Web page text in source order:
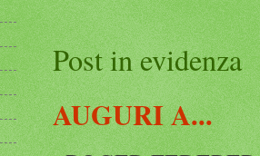
Post in evidenza
AUGURI A...